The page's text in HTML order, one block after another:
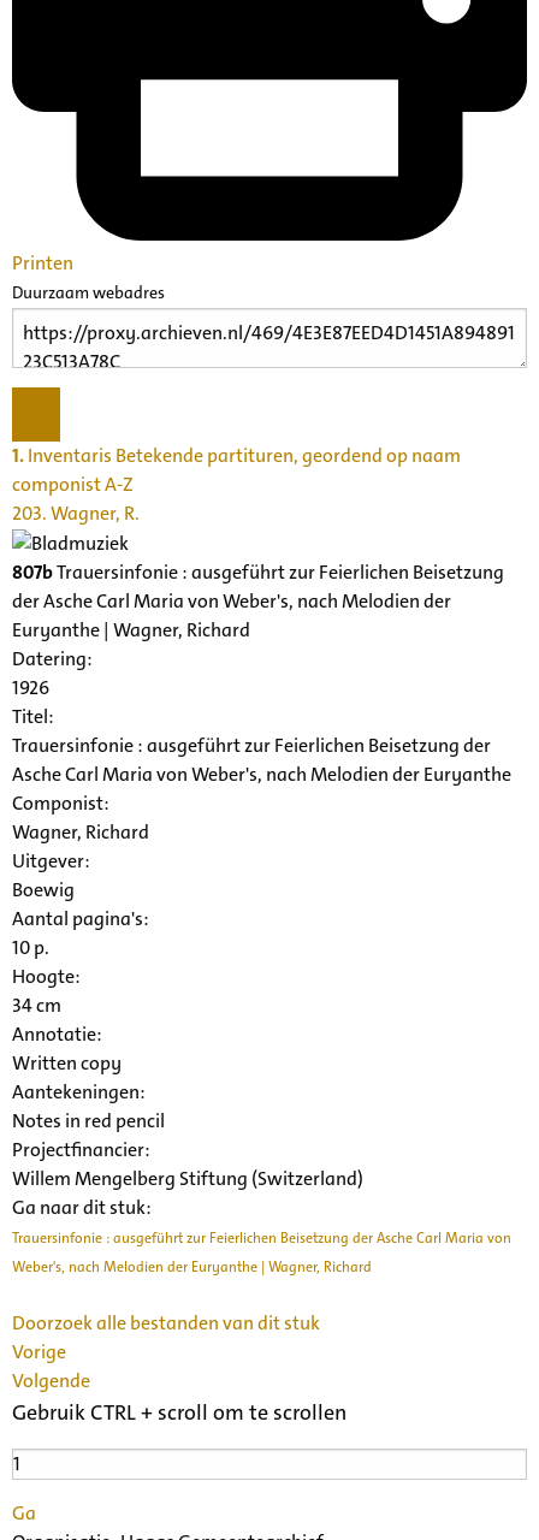
Printen
Duurzaam webadres
1.Inventaris Betekende partituren, geordend op naam
componist A-Z
203. Wagner, R.
807bTrauersinfonie : ausgeführt zur Feierlichen Beisetzung
der Asche Carl Maria von Weber's, nach Melodien der
Euryanthe | Wagner, Richard
Datering:
1926
Titel:
Trauersinfonie : ausgeführt zur Feierlichen Beisetzung der
Asche Carl Maria von Weber's, nach Melodien der Euryanthe
Componist:
Wagner, Richard
Uitgever:
Boewig
Aantal pagina's:
10 p.
Hoogte:
34 cm
Annotatie:
Written copy
Aantekeningen:
Notes in red pencil
Projectfinancier:
Willem Mengelberg Stiftung (Switzerland)
Ga naar dit stuk:
Trauersinfonie : ausgeführt zur Feierlichen Beisetzung der Asche Carl Maria von
Weber's, nach Melodien der Euryanthe | Wagner, Richard
Doorzoek alle bestanden van dit stuk
Vorige
Volgende
Gebruik CTRL + scroll om te scrollen
Ga